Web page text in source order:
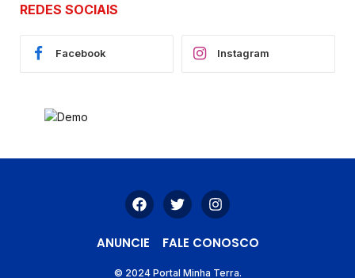
REDES SOCIAIS
Facebook Instagram
ANUNCIE FALE CONOSCO
© 2024 Portal Minha Terra.